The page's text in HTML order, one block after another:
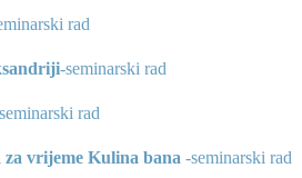
rad
-seminarski rad
seminarski rad
za vrijeme Kulina bana -seminarski rad